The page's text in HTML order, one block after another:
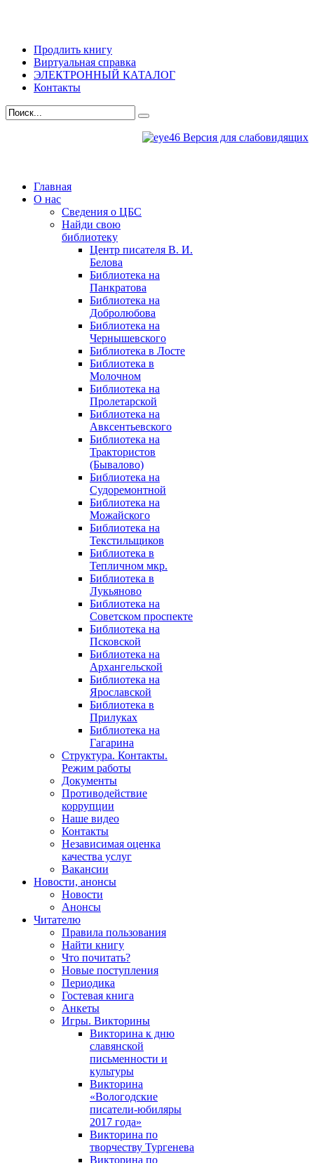
Продлить книгу
Виртуальная справка
ЭЛЕКТРОННЫЙ КАТАЛОГ
Контакты
Версия для слабовидящих
Главная
О нас
Сведения о ЦБС
Найди свою
библиотеку
Центр писателя В. И.
Белова
Библиотека на
Панкратова
Библиотека на
Добролюбова
Библиотека на
Чернышевского
Библиотека в Лосте
Библиотека в
Молочном
Библиотека на
Пролетарской
Библиотека на
Авксентьевского
Библиотека на
Трактористов
(Бывалово)
Библиотека на
Судоремонтной
Библиотека на
Можайского
Библиотека на
Текстильщиков
Библиотека в
Тепличном мкр.
Библиотека в
Лукьяново
Библиотека на
Советском проспекте
Библиотека на
Псковской
Библиотека на
Архангельской
Библиотека на
Ярославской
Библиотека в
Прилуках
Библиотека на
Гагарина
Структура. Контакты.
Режим работы
Документы
Противодействие
коррупции
Наше видео
Контакты
Независимая оценка
качества услуг
Вакансии
Новости, анонсы
Новости
Анонсы
Читателю
Правила пользования
Найти книгу
Что почитать?
Новые поступления
Периодика
Гостевая книга
Анкеты
Игры. Викторины
Викторина к дню
славянской
письменности и
культуры
Викторина
«Вологодские
писатели-юбиляры
2017 года»
Викторина по
творчеству Тургенева
Викторина по